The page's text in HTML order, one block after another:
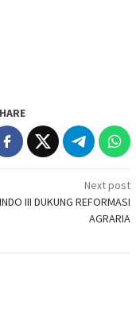
Next post
III DUKUNG REFORMASI
AGRARIA